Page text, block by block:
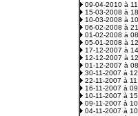
09-04-2010 à
15-03-2008 à
10-03-2008 à
06-02-2008 à
01-02-2008 à
05-01-2008 à
17-12-2007 à
12-12-2007 à
01-12-2007 à
30-11-2007 à
22-11-2007 à
16-11-2007 à
10-11-2007 à
09-11-2007 à
04-11-2007 à